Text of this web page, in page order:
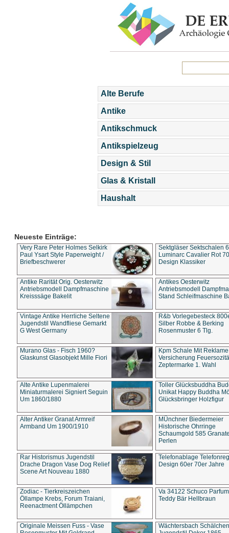
Alte Berufe
Antike
Antikschmuck
Antikspielzeug
Design & Stil
Glas & Kristall
Haushalt
Neueste Einträge:
Very Rare Peter Holmes Selkirk
Paul Ysart Style Paperweight /
Briefbeschwerer
Sektgläser Sektschalen
Luminarc Cavalier Rot
Design Klassiker
Antike Rarität Orig. Oesterwitz
Antriebsmodell Dampfmaschine
Kreisssäge Bakelit
Antikes Oesterwitz
Antriebsmodell
Stand Schleifmaschine
Vintage Antike Herrliche Seltene
Jugendstil Wandfliese Gemarkt
G West Germany
R&b Vorlegebesteck
Silber Robbe & Berking
Rosenmuster 6 Tlg.
Murano Glas - Fisch 1960?
Glaskunst Glasobjekt Mille Fiori
Kpm Schale Mit Reklame
Versicherung
Zeptermarke 1. Wahl
Alte Antike Lupenmalerei
Miniaturmalerei Signiert Seguin
Um 1860/1880
Toller Glücksbuddha
Unikat Happy Buddha
Glücksbringer Holzfigur
Alter Antiker Granat Armreif
Armband Um 1900/1910
MÜnchner Biedermeier
Historische Ohrringe
Schaumgold 585
Perlen
Rar Historismus Jugendstil
Drache Dragon Vase Dog Relief
Scene Art Nouveau 1880
Telefonablage
Design 60er 70er Jahre
Zodiac - Tierkreiszeichen
Öllampe Krebs, Forum Traiani,
Reenactment Öllämpchen
Va 34122 Schuco
Teddy Bär Hellbraun
Originale Meissen Fuss - Vase
Wächtersbach Schälchen